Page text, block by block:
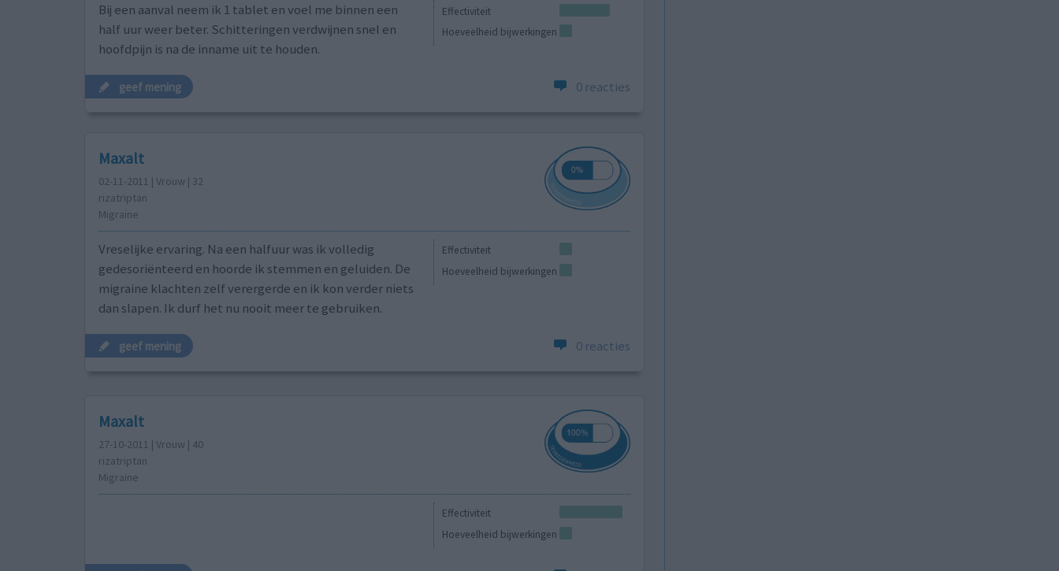
Effectiviteit
Hoeveelheid bijwerkingen
Bij een aanval neem ik 1 tablet en voel me binnen een
half uur weer beter. Schitteringen verdwijnen snel en
hoofdpijn is na de inname uit te houden.
geef mening 0 reacties
Maxalt
02-11-2011 | Vrouw | 32
rizatriptan
Migraine
Effectiviteit
Hoeveelheid bijwerkingen
Vreselijke ervaring. Na een halfuur was ik volledig
gedesoriënteerd en hoorde ik stemmen en geluiden. De
migraine klachten zelf verergerde en ik kon verder niets
dan slapen. Ik durf het nu nooit meer te gebruiken.
geef mening 0 reacties
Maxalt
27-10-2011 | Vrouw | 40
rizatriptan
Migraine
Effectiviteit
Hoeveelheid bijwerkingen